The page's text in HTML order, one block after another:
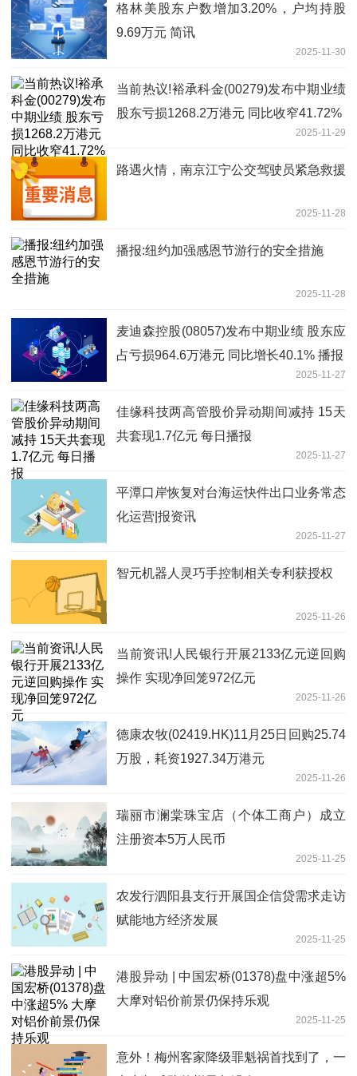
格林美股东户数增加3.20%，户均持股
9.69万元 简讯
2025-11-30
当前热议!裕承科金(00279)发布中期业绩
股东亏损1268.2万港元 同比收窄41.72%
2025-11-29
路遇火情，南京江宁公交驾驶员紧急救援
2025-11-28
播报:纽约加强感恩节游行的安全措施
2025-11-28
麦迪森控股(08057)发布中期业绩 股东应
占亏损964.6万港元 同比增长40.1% 播报
2025-11-27
佳缘科技两高管股价异动期间减持 15天
共套现1.7亿元 每日播报
2025-11-27
平潭口岸恢复对台海运快件出口业务常态
化运营|报资讯
2025-11-27
智元机器人灵巧手控制相关专利获授权
2025-11-26
当前资讯!人民银行开展2133亿元逆回购
操作 实现净回笼972亿元
2025-11-26
德康农牧(02419.HK)11月25日回购25.74
万股，耗资1927.34万港元
2025-11-26
瑞丽市澜棠珠宝店（个体工商户）成立
注册资本5万人民币
2025-11-25
农发行泗阳县支行开展国企信贷需求走访
赋能地方经济发展
2025-11-25
港股异动 | 中国宏桥(01378)盘中涨超5%
大摩对铝价前景仍保持乐观
2025-11-25
意外！梅州客家降级罪魁祸首找到了，一